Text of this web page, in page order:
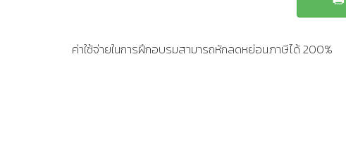
ค่าใช้จ่ายในการฝึกอบรมสามารถหักลดหย่อนภาษีได้ 200%